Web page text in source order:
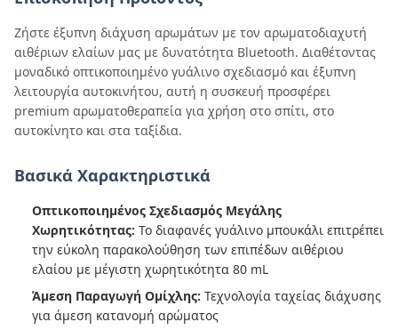
Ζήστε έξυπνη διάχυση αρωμάτων με τον αρωματοδιαχυτή
αιθέριων ελαίων μας με δυνατότητα Bluetooth. Διαθέτοντας
μοναδικό οπτικοποιημένο γυάλινο σχεδιασμό και έξυπνη
λειτουργία αυτοκινήτου, αυτή η συσκευή προσφέρει
premium αρωματοθεραπεία για χρήση στο σπίτι, στο
αυτοκίνητο και στα ταξίδια.
Βασικά Χαρακτηριστικά
Οπτικοποιημένος Σχεδιασμός Μεγάλης
Χωρητικότητας: Το διαφανές γυάλινο μπουκάλι επιτρέπει
την εύκολη παρακολούθηση των επιπέδων αιθέριου
ελαίου με μέγιστη χωρητικότητα 80 mL
Άμεση Παραγωγή Ομίχλης: Τεχνολογία ταχείας διάχυσης
για άμεση κατανομή αρώματος